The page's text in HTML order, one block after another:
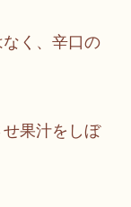
く、辛口の
果汁をしぼ